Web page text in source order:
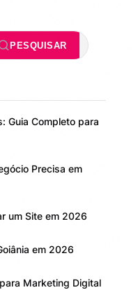
PESQUISAR
Guia Completo para
Precisa em
um Site em 2026
em 2026
Marketing Digital